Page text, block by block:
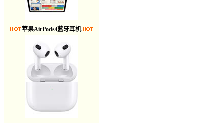
苹果AirPods4蓝牙耳机